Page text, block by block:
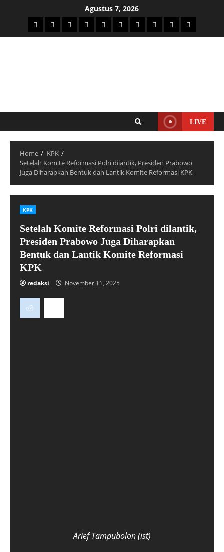
Agustus 7, 2026
LIVE
Home
KPK
Setelah Komite Reformasi Polri dilantik, Presiden Prabowo
Juga Diharapkan Bentuk dan Lantik Komite Reformasi KPK
KPK
Setelah Komite Reformasi Polri dilantik,
Presiden Prabowo Juga Diharapkan
Bentuk dan Lantik Komite Reformasi
KPK
redaksi November 11, 2025
Arief Tampubolon (ist)